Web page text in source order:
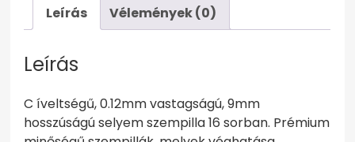
Leírás Vélemények (0)
Leírás
C íveltségű, 0.12mm vastagságú, 9mm
hosszúságú selyem szempilla 16 sorban. Prémium